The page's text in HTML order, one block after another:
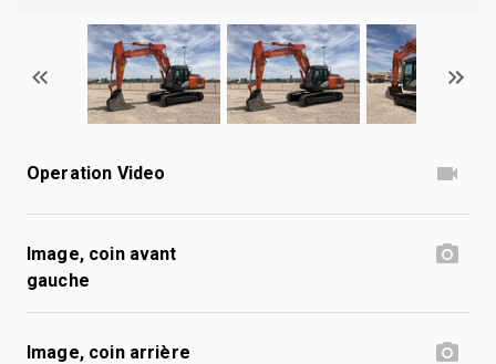
Operation Video
Image, coin avant
gauche
Image, coin arrière